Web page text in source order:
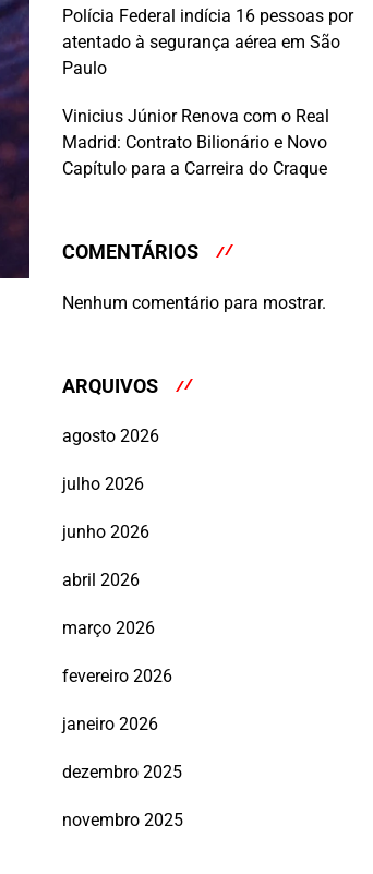
Polícia Federal indícia 16 pessoas por
atentado à segurança aérea em São
Paulo
Vinicius Júnior Renova com o Real
Madrid: Contrato Bilionário e Novo
Capítulo para a Carreira do Craque
COMENTÁRIOS
Nenhum comentário para mostrar.
ARQUIVOS
agosto 2026
julho 2026
junho 2026
abril 2026
março 2026
fevereiro 2026
janeiro 2026
dezembro 2025
novembro 2025